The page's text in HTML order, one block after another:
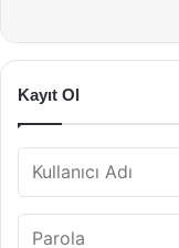
Kayıt Ol